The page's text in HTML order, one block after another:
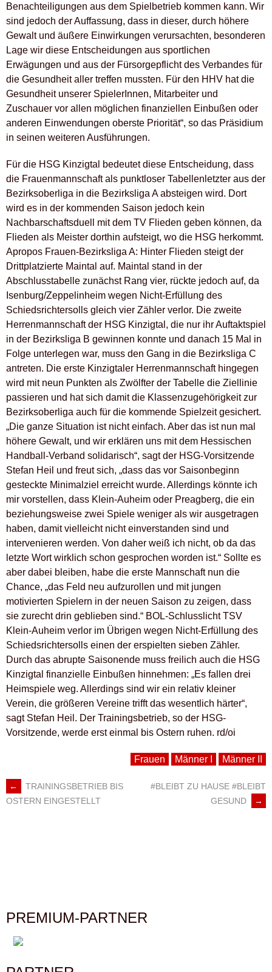
Benachteiligungen aus dem Spielbetrieb kommen kann. Wir
sind jedoch der Auffassung, dass in dieser, durch höhere
Gewalt und äußere Einwirkungen verursachten, besonderen
Lage wir diese Entscheidungen aus sportlichen
Erwägungen und aus der Fürsorgepflicht des Verbandes für
die Gesundheit aller treffen mussten. Für den HHV hat die
Gesundheit unserer SpielerInnen, Mitarbeiter und
Zuschauer vor allen möglichen finanziellen Einbußen oder
anderen Einwendungen oberste Priorität“, so das Präsidium
in seinen weiteren Ausführungen.
Für die HSG Kinzigtal bedeutet diese Entscheidung, dass
die Frauenmannschaft als punktloser Tabellenletzter aus der
Bezirksoberliga in die Bezirksliga A absteigen wird. Dort
wird es in der kommenden Saison jedoch kein
Nachbarschaftsduell mit dem TV Flieden geben können, da
Flieden als Meister dorthin aufsteigt, wo die HSG herkommt.
Apropos Frauen-Bezirksliga A: Hinter Flieden steigt der
Drittplatzierte Maintal auf. Maintal stand in der
Abschlusstabelle zunächst Rang vier, rückte jedoch auf, da
Isenburg/Zeppelinheim wegen Nicht-Erfüllung des
Schiedsrichtersolls gleich vier Zähler verlor. Die zweite
Herrenmannschaft der HSG Kinzigtal, die nur ihr Auftaktspiel
in der Bezirksliga B gewinnen konnte und danach 15 Mal in
Folge unterlegen war, muss den Gang in die Bezirksliga C
antreten. Die erste Kinzigtaler Herrenmannschaft hingegen
wird mit neun Punkten als Zwölfter der Tabelle die Ziellinie
passieren und hat sich damit die Klassenzugehörigkeit zur
Bezirksoberliga auch für die kommende Spielzeit gesichert.
„Die ganze Situation ist nicht einfach. Aber das ist nun mal
höhere Gewalt, und wir erklären uns mit dem Hessischen
Handball-Verband solidarisch“, sagt der HSG-Vorsitzende
Stefan Heil und freut sich, „dass das vor Saisonbeginn
gesteckte Minimalziel erreicht wurde. Allerdings könnte ich
mir vorstellen, dass Klein-Auheim oder Preagberg, die ein
beziehungsweise zwei Spiele weniger als wir ausgetragen
haben, damit vielleicht nicht einverstanden sind und
intervenieren werden. Von daher weiß ich nicht, ob da das
letzte Wort wirklich schon gesprochen worden ist.“ Sollte es
aber dabei bleiben, habe die erste Mannschaft nun die
Chance, „das Feld neu aufzurollen und mit jungen
motivierten Spielern in der neuen Saison zu zeigen, dass
sie zurecht drin geblieben sind.“ BOL-Schlusslicht TSV
Klein-Auheim verlor im Übrigen wegen Nicht-Erfüllung des
Schiedsrichtersolls einen der erspielten sieben Zähler.
Durch das abrupte Saisonende muss freilich auch die HSG
Kinzigtal finanzielle Einbußen hinnehmen: „Es fallen drei
Heimspiele weg. Allerdings sind wir ein relativ kleiner
Verein, die größeren Vereine trifft das wesentlich härter“,
sagt Stefan Heil. Der Trainingsbetrieb, so der HSG-
Vorsitzende, werde erst einmal bis Ostern ruhen. rd/oi
Frauen Männer I Männer II
ARTIKEL-
←
TRAININGSBETRIEB BIS
OSTERN EINGESTELLT
#BLEIBT ZU HAUSE #BLEIBT
GESUND
→
PREMIUM-PARTNER